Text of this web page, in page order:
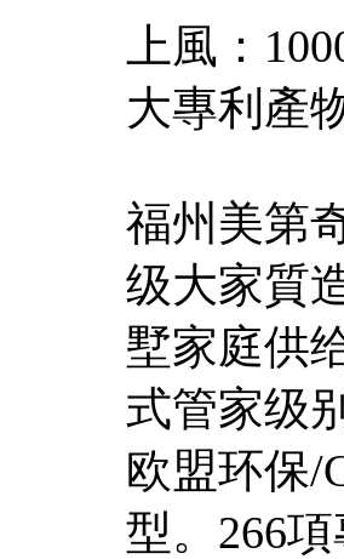
上風：
大專利產
福州美第
级大家質
墅家庭供
式管家级
欧盟环保/
型。266